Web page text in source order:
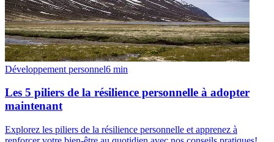
Développement personnel6 min
Les 5 piliers de la résilience personnelle à adopter
maintenant
Explorez les piliers de la résilience personnelle et apprenez à